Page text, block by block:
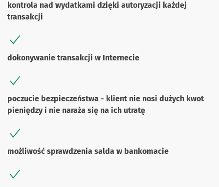
kontrola nad wydatkami dzięki autoryzacji każdej
transakcji
dokonywanie transakcji w Internecie
poczucie bezpieczeństwa - klient nie nosi dużych kwot
pieniędzy i nie naraża się na ich utratę
możliwość sprawdzenia salda w bankomacie